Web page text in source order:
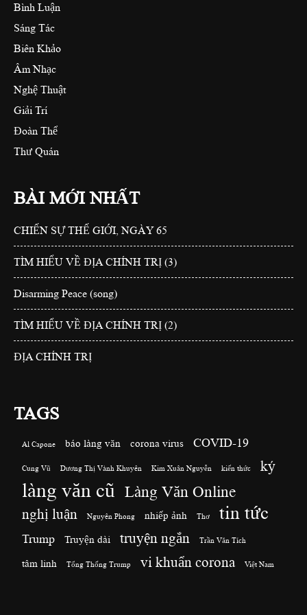
Bình Luận
Sáng Tác
Biên Khảo
Âm Nhạc
Nghệ Thuật
Giải Trí
Đoàn Thể
Thư Quán
BÀI MỚI NHẤT
CHIẾN SỰ THẾ GIỚI, NGÀY 65
TÌM HIỂU VỀ ĐỊA CHÍNH TRỊ (3)
Disarming Peace (song)
TÌM HIỂU VỀ ĐỊA CHÍNH TRỊ (2)
ĐỊA CHÍNH TRỊ
TAGS
Al Capone báo làng văn corona virus COVID-19
Cung Vũ Dương Thị Vành Khuyên Kim Xuân Nguyễn kiến thức ký
làng văn cũ Làng Văn Online
nghị luận Nguyên Phong nhiếp ảnh Thơ tin tức
Trump Truyện dài truyện ngắn Trần Văn Tích
tâm linh Tổng Thống Trump vi khuẩn corona Việt Nam